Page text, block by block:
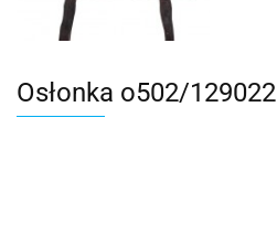
Osłonka o502/129022